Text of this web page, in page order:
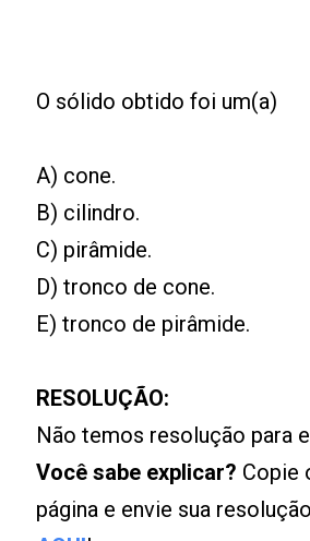
O sólido obtido foi um(a)
A) cone.
B) cilindro.
C) pirâmide.
D) tronco de cone.
E) tronco de pirâmide.
RESOLUÇÃO:
Não temos resolução para
Você sabe explicar? Copie
página e envie sua resolução